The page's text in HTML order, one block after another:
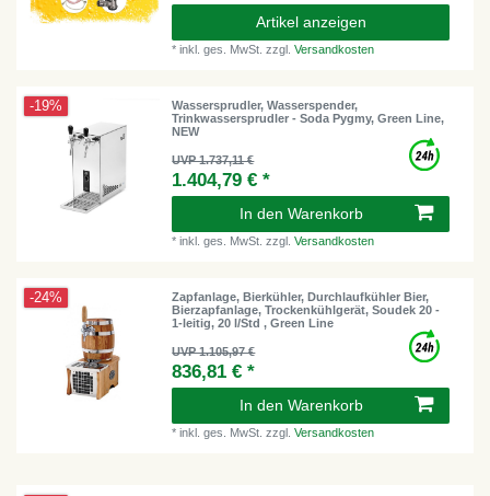
Artikel anzeigen
*inkl. ges. MwSt. zzgl.Versandkosten
-19%
Wassersprudler, Wasserspender,
Trinkwassersprudler - Soda Pygmy, Green Line,
NEW
UVP 1.737,11 €
1.404,79 € *
In den Warenkorb
*inkl. ges. MwSt. zzgl.Versandkosten
-24%
Zapfanlage, Bierkühler, Durchlaufkühler Bier,
Bierzapfanlage, Trockenkühlgerät, Soudek 20 -
1-leitig, 20 l/Std , Green Line
UVP 1.105,97 €
836,81 € *
In den Warenkorb
*inkl. ges. MwSt. zzgl.Versandkosten